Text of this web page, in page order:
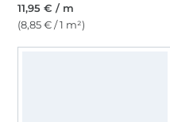
11,95 € / m
(8,85 € / 1 m²)